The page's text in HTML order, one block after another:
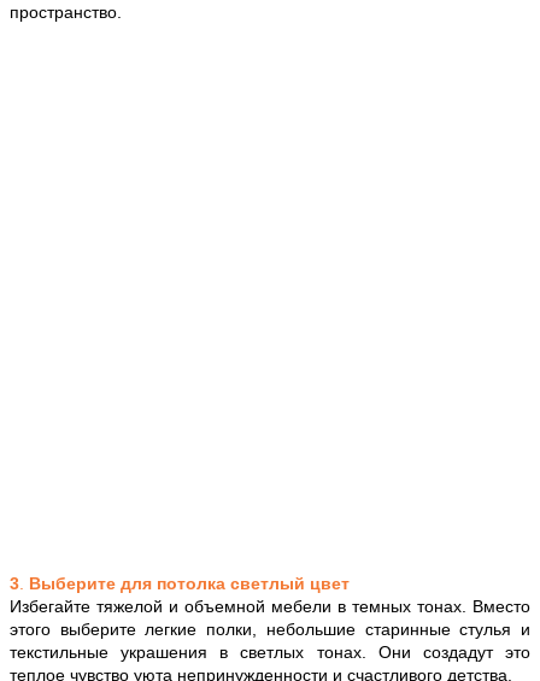
пространство.
3 Выберите для потолка светлый цвет
Избегайте тяжелой и объемной мебели в темных тонах. Вместо
этого выберите легкие полки, небольшие старинные стулья и
текстильные украшения в светлых тонах. Они создадут это
теплое чувство уюта непринужденности и счастливого детства.